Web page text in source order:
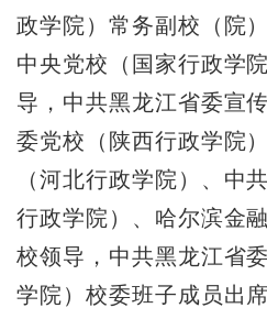
政学院）常务副校（院
中央党校（国家行政学
导，中共黑龙江省委宣
委党校（陕西行政学院
（河北行政学院）、中
行政学院）、哈尔滨金
校领导，中共黑龙江省
学院）校委班子成员出